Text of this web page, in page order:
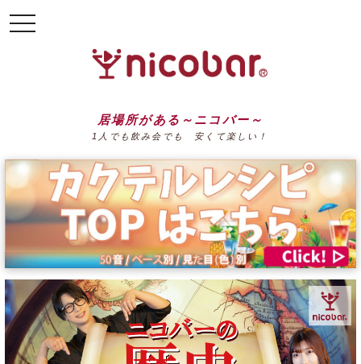
居場所がある～ニコバー～
1人でも飲み会でも 安くて楽しい！
toggle
navigation